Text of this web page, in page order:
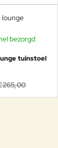
Emu
-17%
bezorgd
tuinstoel